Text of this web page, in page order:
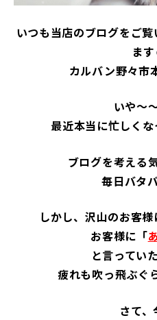
いつも当店のブログをご
ま
カルバン野々市
いや～
最近本当に忙しく
ブログを考える
毎日バタ
しかし、沢山のお客
お客様に「
と言ってい
疲れも吹っ飛ぶぐ
さて、